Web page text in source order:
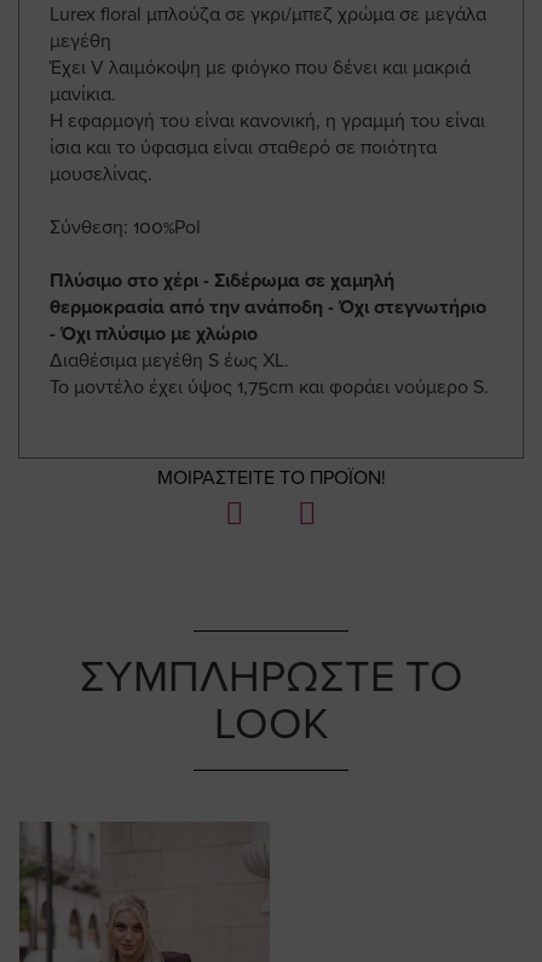
Lurex floral μπλούζα σε γκρι/μπεζ χρώμα σε μεγάλα
μεγέθη
Έχει V λαιμόκοψη με φιόγκο που δένει και μακριά
μανίκια.
Η εφαρμογή του είναι κανονική, η γραμμή του είναι
ίσια και το ύφασμα είναι σταθερό σε ποιότητα
μουσελίνας.
Σύνθεση: 100%Pol
Πλύσιμο στο χέρι - Σιδέρωμα σε χαμηλή
θερμοκρασία από την ανάποδη - Όχι στεγνωτήριο
- Όχι πλύσιμο με χλώριο
Διαθέσιμα μεγέθη S έως XL.
Το μοντέλο έχει ύψος 1,75cm και φοράει νούμερο S.
ΜΟΙΡΑΣΤΕΙΤΕ ΤΟ ΠΡΟΪΟΝ!
ΣΥΜΠΛΗΡΩΣΤΕ ΤΟ
LOOK